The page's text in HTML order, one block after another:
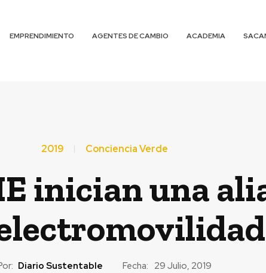
EMPRENDIMIENTO AGENTES DE CAMBIO ACADEMIA
2019 Conciencia Verde
inician una
Diario Sustentable Fecha: 29 Julio, 2019